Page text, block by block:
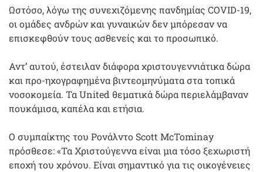
Ωστόσο, λόγω της συνεχιζόμενης πανδημίας COVID-19,
οι ομάδες ανδρών και γυναικών δεν μπόρεσαν να
επισκεφθούν τους ασθενείς και το προσωπικό.
Αντ’ αυτού, έστειλαν διάφορα χριστουγεννιάτικα δώρα
και προ-ηχογραφημένα βιντεομηνύματα στα τοπικά
νοσοκομεία. Τα United θεματικά δώρα περιελάμβαναν
πουκάμισα, καπέλα και ετήσια.
Ο συμπαίκτης του Ρονάλντο Scott McTominay
πρόσθεσε: «Τα Χριστούγεννα είναι μια τόσο ξεχωριστή
εποχή του χρόνου. Είναι σημαντικό για τις οικογένειες